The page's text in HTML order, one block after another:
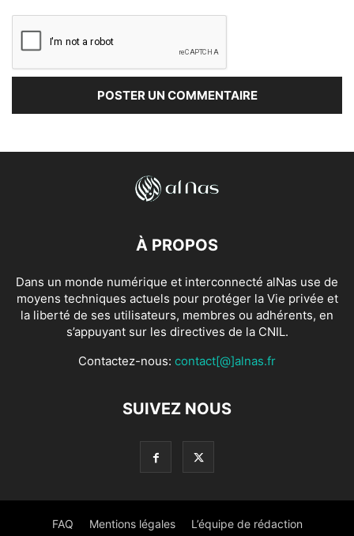
À PROPOS
Dans un monde numérique et interconnecté alNas use de
moyens techniques actuels pour protéger la Vie privée et
la liberté de ses utilisateurs, membres ou adhérents, en
s’appuyant sur les directives de la CNIL.
Contactez-nous: contact[@]alnas.fr
SUIVEZ NOUS
FAQ Mentions légales L’équipe de rédaction